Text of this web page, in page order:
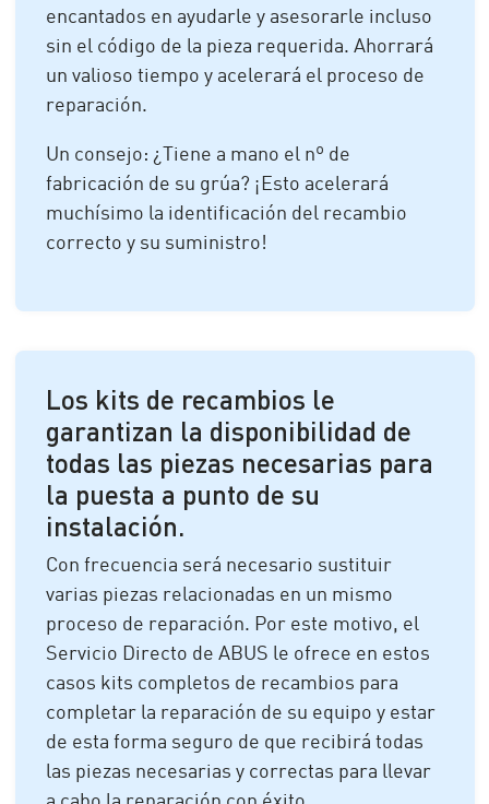
encantados en ayudarle y asesorarle incluso
sin el código de la pieza requerida. Ahorrará
un valioso tiempo y acelerará el proceso de
reparación.
Un consejo: ¿Tiene a mano el nº de
fabricación de su grúa? ¡Esto acelerará
muchísimo la identificación del recambio
correcto y su suministro!
Los kits de recambios le
garantizan la disponibilidad de
todas las piezas necesarias para
la puesta a punto de su
instalación.
Con frecuencia será necesario sustituir
varias piezas relacionadas en un mismo
proceso de reparación. Por este motivo, el
Servicio Directo de ABUS le ofrece en estos
casos kits completos de recambios para
completar la reparación de su equipo y estar
de esta forma seguro de que recibirá todas
las piezas necesarias y correctas para llevar